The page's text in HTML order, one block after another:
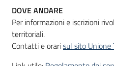
DOVE ANDARE
Per informazioni e iscrizioni
territoriali.
Contatti e orarisul sito Unione